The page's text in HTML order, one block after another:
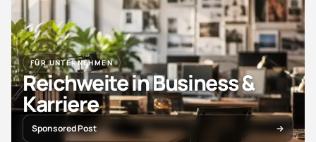
FÜR UNTERNEHMEN
Reichweite in Business &
Karriere
Sponsored Post